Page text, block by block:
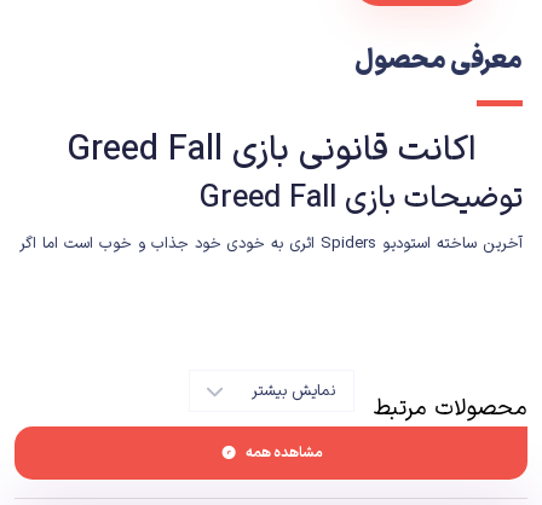
معرفی محصول
اکانت قانونی بازی Greed Fall
توضیحات بازی Greed Fall
آخرین ساخته استودیو Spiders اثری به خودی خود جذاب و خوب است اما اگر
هستند که تمام دستاوردها را زیر سایه باقی نگه می‌دارند.
نمایش بیشتر محصولات مرتبط
مشاهده همه